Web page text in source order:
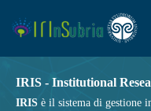
IRIS - Institutional
IRIS è il sistema di gestione